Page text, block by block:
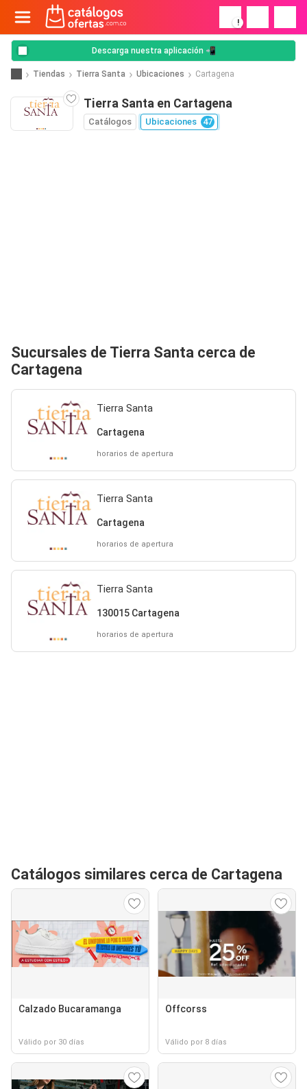
!
Descarga nuestra aplicación 📲
Tiendas Tierra Santa Ubicaciones Cartagena
Tierra Santa en Cartagena
Catálogos Ubicaciones 47
Sucursales de Tierra Santa cerca de
Cartagena
Tierra Santa
Cartagena
horarios de apertura
Tierra Santa
Cartagena
horarios de apertura
Tierra Santa
130015 Cartagena
horarios de apertura
Catálogos similares cerca de Cartagena
Calzado Bucaramanga
Válido por 30 días
Offcorss
Válido por 8 días